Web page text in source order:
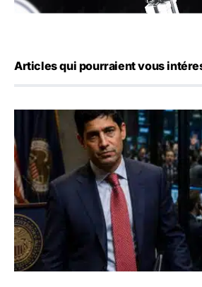
Articles qui pourraient vous
Emploi américain : 23 000